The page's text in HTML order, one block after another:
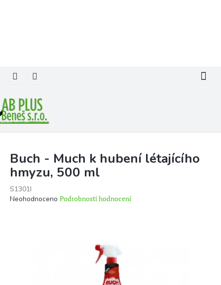
Buch - Much k hubení létajícího
hmyzu, 500 ml
S1301I
Průměrné
Neohodnoceno Podrobnosti hodnocení